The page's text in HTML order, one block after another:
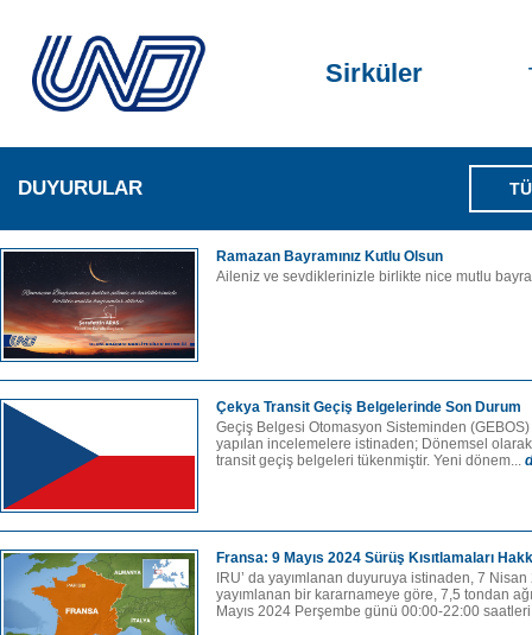
Sirküler
DUYURULAR
Ramazan Bayramınız Kutlu Olsun
Aileniz ve sevdiklerinizle birlikte nice mutlu
Çekya Transit Geçiş Belgelerinde Son Durum
Geçiş Belgesi Otomasyon Sisteminden
yapılan incelemelere istinaden; Dönemsel
transit geçiş belgeleri tükenmiştir. Yeni dönem...
Fransa: 9 Mayıs 2024 Sürüş Kısıtlamaları
IRU’ da yayımlanan duyuruya istinaden, 7
yayımlanan bir kararnameye göre, 7,5 tondan
Mayıs 2024 Perşembe günü 00:00-22:00